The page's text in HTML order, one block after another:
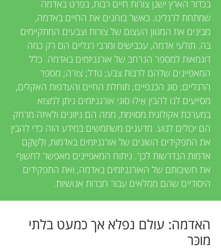
n
g
M
i
n
d
s
i
e
w
e
r
s
בכדור הארץ ישנן צורות חיים רבות, בפרט באדמה
שמתחת לרגלינו. כאשר בוחנים את החיים באדמה,
מבינים את המגוון העצום של צורות וצבעים המתקיימים
בה. תולעי אדמה, עכבישים ומרבי רגליים הם רק כמה
דוגמאות למספר הנרחב של אורגניזמים באדמה. כלל
המאפיינים שלהם לרבּות צבע; גודל; צורה; מספר
הרגליים; סוג הכנפיים; תוחלת החיים והעדפות האקלים,
מסייעים לנו להבין אֵילוּ סוגי אורגניזמים ניתן למצוא
במערכת אקולוגית מסוימת, ממה הם ניזונים ולאיזה מרחק
הם יכולים לנוע. מדענים משתמשים במידע הזה כדי להבין
את התפקידים השונים של אורגניזמים באדמות, וּלְשַׁקֵּם
אדמות הנדרשות לכך. ניתוח המאפיינים מאפשר לחשוף
את חשיבותם של האורגניזמים באדמה, ואת התפקידים
היסודיים שהם ממלאים עבור חברות אנושיות.
האדמה: עולם נפלא אך כמעט בלתי
מוכּר